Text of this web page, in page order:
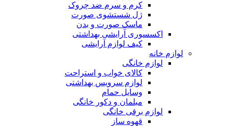
کرم و سرم ضد چروک
ژل شستشوی صورت
ماسک صورت و بدن
اکسسوری آرایشی بهداشتی
کیف لوازم آرایشی
لوازم خانه
لوازم خانگی
کالای خواب و استراحت
لوازم سرویس بهداشتی
وسایل حمام
مبلمان و دکور خانگی
لوازم برقی خانگی
قهوه ساز